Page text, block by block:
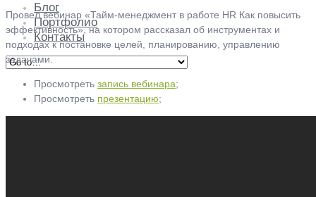
Блог
Портфолио
Контакты
Провел вебинар «Тайм-менеджмент в работе HR Как повысить
эффективность», на котором рассказал об инструментах и
подходах к постановке целей, планированию, управлению
задачами.
Просмотреть запись вебинара;
Просмотреть презентацию;